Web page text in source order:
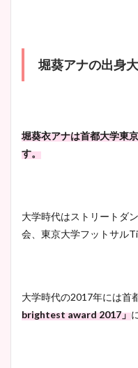
堀葵アナの出身
堀葵衣アナは首都大学東
す。
大学時代はストリートダ
会、東京大学フットサル
大学時代の2017年には首
brightest award 2017」